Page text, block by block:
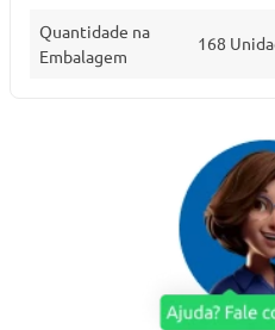
Quantidade na
Embalagem
168